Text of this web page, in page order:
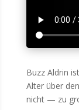
Buzz Aldrin
Alter über
nicht — zu